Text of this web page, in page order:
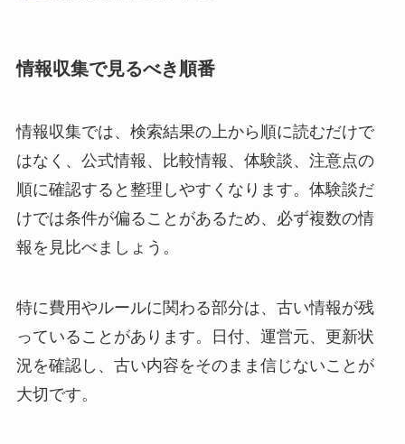
情報収集で見るべき順番
情報収集では、検索結果の上から順に読むだけで
はなく、公式情報、比較情報、体験談、注意点の
順に確認すると整理しやすくなります。体験談だ
けでは条件が偏ることがあるため、必ず複数の情
報を見比べましょう。
特に費用やルールに関わる部分は、古い情報が残
っていることがあります。日付、運営元、更新状
況を確認し、古い内容をそのまま信じないことが
大切です。